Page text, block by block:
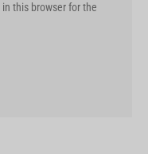
this browser for the